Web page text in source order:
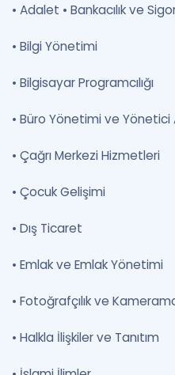
• Adalet • Bankacılık ve
• Bilgi Yönetimi
• Bilgisayar Programcılığı
• Büro Yönetimi ve Yönetici
• Çağrı Merkezi Hizmetleri
• Çocuk Gelişimi
• Dış Ticaret
• Emlak ve Emlak Yönetimi
• Fotoğrafçılık ve
• Halkla İlişkiler ve Tanıtım